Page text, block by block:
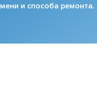
и способа ремонта.